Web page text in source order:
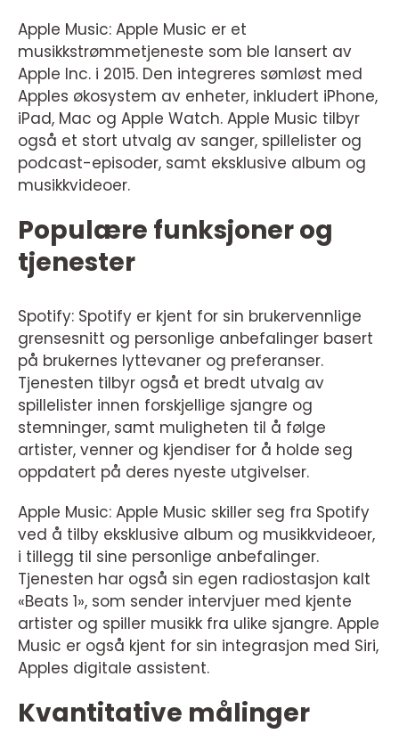
Apple Music: Apple Music er et
musikkstrømmetjeneste som ble lansert av
Apple Inc. i 2015. Den integreres sømløst med
Apples økosystem av enheter, inkludert iPhone,
iPad, Mac og Apple Watch. Apple Music tilbyr
også et stort utvalg av sanger, spillelister og
podcast-episoder, samt eksklusive album og
musikkvideoer.
Populære funksjoner og
tjenester
Spotify: Spotify er kjent for sin brukervennlige
grensesnitt og personlige anbefalinger basert
på brukernes lyttevaner og preferanser.
Tjenesten tilbyr også et bredt utvalg av
spillelister innen forskjellige sjangre og
stemninger, samt muligheten til å følge
artister, venner og kjendiser for å holde seg
oppdatert på deres nyeste utgivelser.
Apple Music: Apple Music skiller seg fra Spotify
ved å tilby eksklusive album og musikkvideoer,
i tillegg til sine personlige anbefalinger.
Tjenesten har også sin egen radiostasjon kalt
«Beats 1», som sender intervjuer med kjente
artister og spiller musikk fra ulike sjangre. Apple
Music er også kjent for sin integrasjon med Siri,
Apples digitale assistent.
Kvantitative målinger